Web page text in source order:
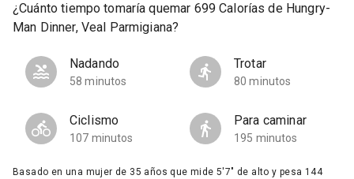
¿Cuánto tiempo tomaría quemar 699 Calorías de Hungry-
Man Dinner, Veal Parmigiana?
Nadando
58 minutos
Trotar
80 minutos
Ciclismo
107 minutos
Para caminar
195 minutos
Basado en una mujer de 35 años que mide 5'7" de alto y pesa 144